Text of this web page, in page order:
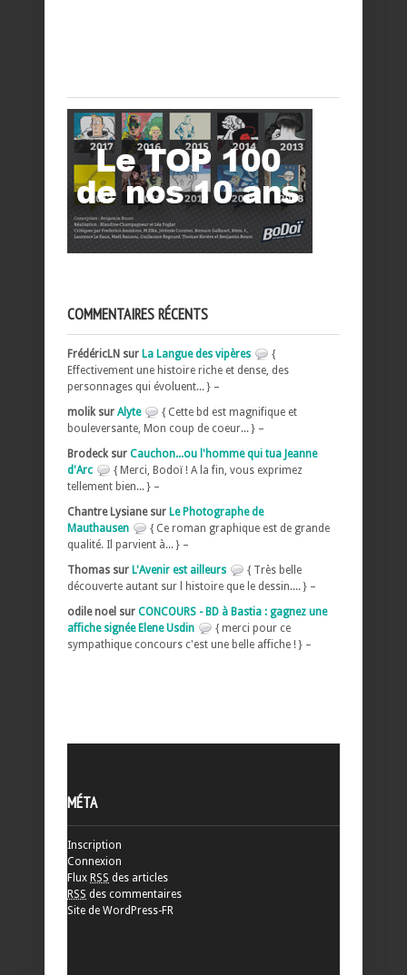
COMMENTAIRES RÉCENTS
FrédéricLN sur La Langue des vipères
{
Effectivement une histoire riche et dense, des
personnages qui évoluent... } –
molik sur Alyte
{ Cette bd est magnifique et
bouleversante, Mon coup de coeur... } –
Brodeck sur Cauchon...ou l'homme qui tua Jeanne
d'Arc
{ Merci, Bodoï ! A la fin, vous exprimez
tellement bien... } –
Chantre Lysiane sur Le Photographe de
Mauthausen
{ Ce roman graphique est de grande
qualité. Il parvient à... } –
Thomas sur L'Avenir est ailleurs
{ Très belle
découverte autant sur l histoire que le dessin.... } –
odile noel sur CONCOURS - BD à Bastia : gagnez une
affiche signée Elene Usdin
{ merci pour ce
sympathique concours c'est une belle affiche ! } –
MÉTA
Inscription
Connexion
Flux RSS des articles
RSS des commentaires
Site de WordPress-FR